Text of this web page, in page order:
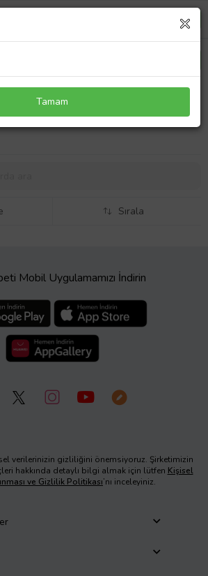
Tamir Mumları 1569 06 A-308 Armut 8cm
Sırala
Mobil Uygulamamızı İndirin
verilerinizin gizliliğini önemsiyoruz. Şirketimizin
hakkında detaylı bilgi almak için lütfen Kişisel
ve Gizlilik Politikası’nı inceleyiniz.
Tamam